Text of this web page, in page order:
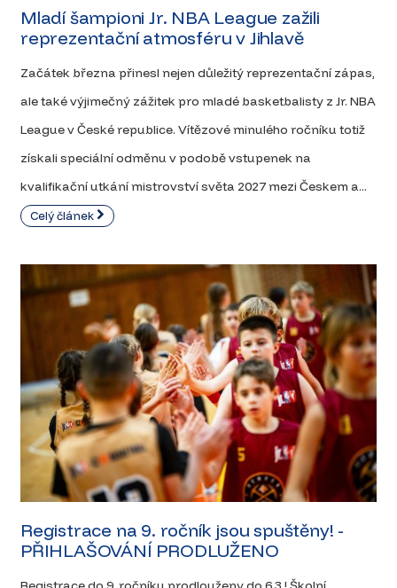
Mladí šampioni Jr. NBA League zažili
reprezentační atmosféru v Jihlavě
Začátek března přinesl nejen důležitý reprezentační zápas,
ale také výjimečný zážitek pro mladé basketbalisty z Jr. NBA
League v České republice. Vítězové minulého ročníku totiž
získali speciální odměnu v podobě vstupenek na
kvalifikační utkání mistrovství světa 2027 mezi Českem a...
Celý článek
Registrace na 9. ročník jsou spuštěny! -
PŘIHLAŠOVÁNÍ PRODLUŽENO